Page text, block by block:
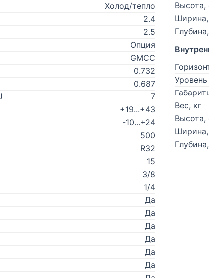
Холод/тепло
2.4
2.5
Опция
GMCC
0.732
0.687
7
+19...+43
-10...+24
500
R32
15
3/8
1/4
Да
Да
Да
Да
Да
Да
Высота,
Вес, кг
Высота,